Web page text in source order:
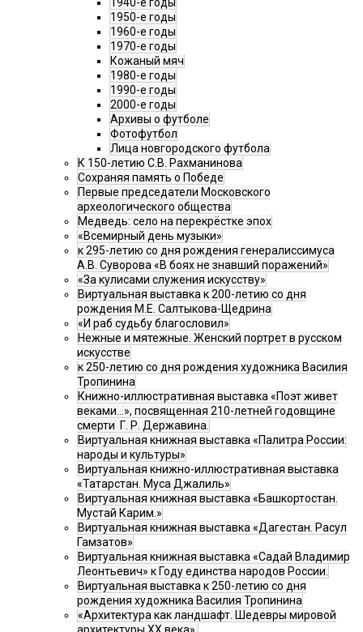
1940-е годы
1950-е годы
1960-е годы
1970-е годы
Кожаный мяч
1980-е годы
1990-е годы
2000-е годы
Архивы о футболе
Фотофутбол
Лица новгородского футбола
К 150-летию С.В. Рахманинова
Сохраняя память о Победе
Первые председатели Московского
археологического общества
Медведь: село на перекрёстке эпох
«Всемирный день музыки»
к 295-летию со дня рождения генералиссимуса
А.В. Суворова «В боях не знавший поражений»
«За кулисами служения искусству»
Виртуальная выставка к 200-летию со дня
рождения М.Е. Салтыкова-Щедрина
«И раб судьбу благословил»
Нежные и мятежные. Женский портрет в русском
искусстве
к 250-летию со дня рождения художника Василия
Тропинина
Книжно-иллюстративная выставка «Поэт живет
веками…», посвященная 210-летней годовщине
смерти Г. Р. Державина.
Виртуальная книжная выставка «Палитра России:
народы и культуры»
Виртуальная книжно-иллюстративная выставка
«Татарстан. Муса Джалиль»
Виртуальная книжная выставка «Башкортостан.
Мустай Карим.»
Виртуальная книжная выставка «Дагестан. Расул
Гамзатов»
Виртуальная книжная выставка «Садай Владимир
Леонтьевич» к Году единства народов России.
Виртуальная выставка к 250-летию со дня
рождения художника Василия Тропинина
«Архитектура как ландшафт. Шедевры мировой